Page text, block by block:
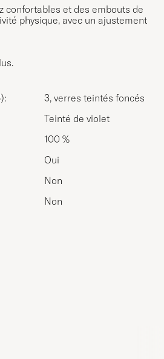
confortables et des embouts de
physique, avec un ajustement
3, verres teintés foncés
Teinté de violet
100 %
Oui
Non
Non